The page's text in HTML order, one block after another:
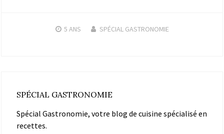
5 ANS SPÉCIAL GASTRONOMIE
SPÉCIAL GASTRONOMIE
Spécial Gastronomie, votre blog de cuisine spécialisé en
recettes.